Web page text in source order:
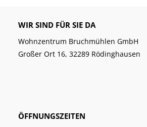
WIR SIND FÜR SIE DA
Wohnzentrum Bruchmühlen GmbH
Großer Ort 16, 32289 Rödinghausen
ÖFFNUNGSZEITEN